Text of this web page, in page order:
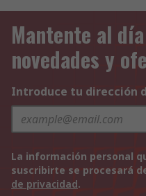
Mantente al
novedades y
Introduce tu dirección
La información personal
suscribirte se procesará
de privacidad.